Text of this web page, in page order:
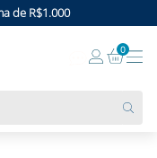
de R$1.000
0